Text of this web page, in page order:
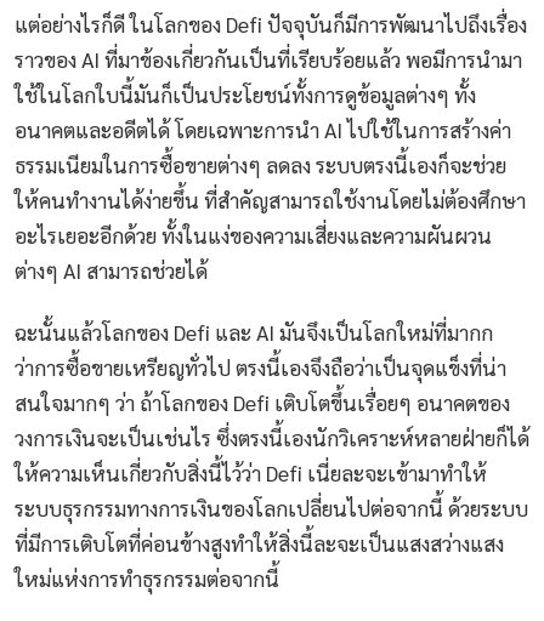
แต่อย่างไรก็ดี ในโลกของ Defi ปัจจุบันก็มีการพัฒนาไปถึงเรื่อง
ราวของ AI ที่มาข้องเกี่ยวกันเป็นที่เรียบร้อยแล้ว พอมีการนำมา
ใช้ในโลกใบนี้มันก็เป็นประโยชน์ทั้งการดูข้อมูลต่างๆ ทั้ง
อนาคตและอดีตได้ โดยเฉพาะการนำ AI ไปใช้ในการสร้างค่า
ธรรมเนียมในการซื้อขายต่างๆ ลดลง ระบบตรงนี้เองก็จะช่วย
ให้คนทำงานได้ง่ายขึ้น ที่สำคัญสามารถใช้งานโดยไม่ต้องศึกษา
อะไรเยอะอีกด้วย ทั้งในแง่ของความเสี่ยงและความผันผวน
ต่างๆ AI สามารถช่วยได้
ฉะนั้นแล้วโลกของ Defi และ AI มันจึงเป็นโลกใหม่ที่มากก
ว่าการซื้อขายเหรียญทั่วไป ตรงนี้เองจึงถือว่าเป็นจุดแข็งที่น่า
สนใจมากๆ ว่า ถ้าโลกของ Defi เติบโตขึ้นเรื่อยๆ อนาคตของ
วงการเงินจะเป็นเช่นไร ซึ่งตรงนี้เองนักวิเคราะห์หลายฝ่ายก็ได้
ให้ความเห็นเกี่ยวกับสิ่งนี้ไว้ว่า Defi เนี่ยละจะเข้ามาทำให้
ระบบธุรกรรมทางการเงินของโลกเปลี่ยนไปต่อจากนี้ ด้วยระบบ
ที่มีการเติบโตที่ค่อนข้างสูงทำให้สิ่งนี้ละจะเป็นแสงสว่างแสง
ใหม่แห่งการทำธุรกรรมต่อจากนี้